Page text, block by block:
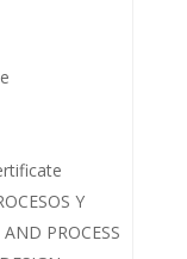
Y
PROCESS